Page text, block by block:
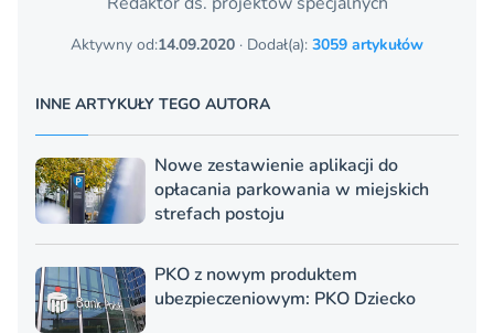
Aktywny od:14.09.2020 · Dodał(a): 3059 artykułów
INNE ARTYKUŁY TEGO AUTORA
Nowe zestawienie aplikacji do
opłacania parkowania w miejskich
strefach postoju
PKO z nowym produktem
ubezpieczeniowym: PKO Dziecko